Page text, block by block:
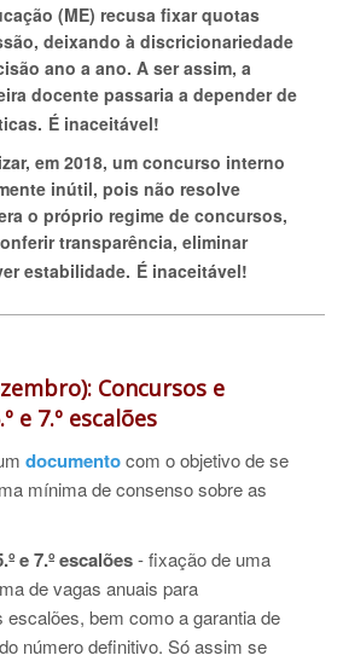
(ME) recusa fixar quotas
deixando à discricionariedade
ano a ano. A ser assim, a
docente passaria a depender de
É inaceitável!
em 2018, um concurso interno
inútil, pois não resolve
o próprio regime de concursos,
transparência, eliminar
estabilidade. É inaceitável!
Concursos e
e 7.º escalões
documentocom o objetivo de se
mínima de consenso sobre as
e 7.º escalões-fixação de uma
de vagas anuais para
escalões, bem como a garantia de
número definitivo. Só assim se